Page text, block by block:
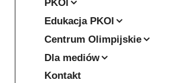
PKOl
Edukacja PKOl
Centrum Olimpijskie
Dla mediów
Kontakt